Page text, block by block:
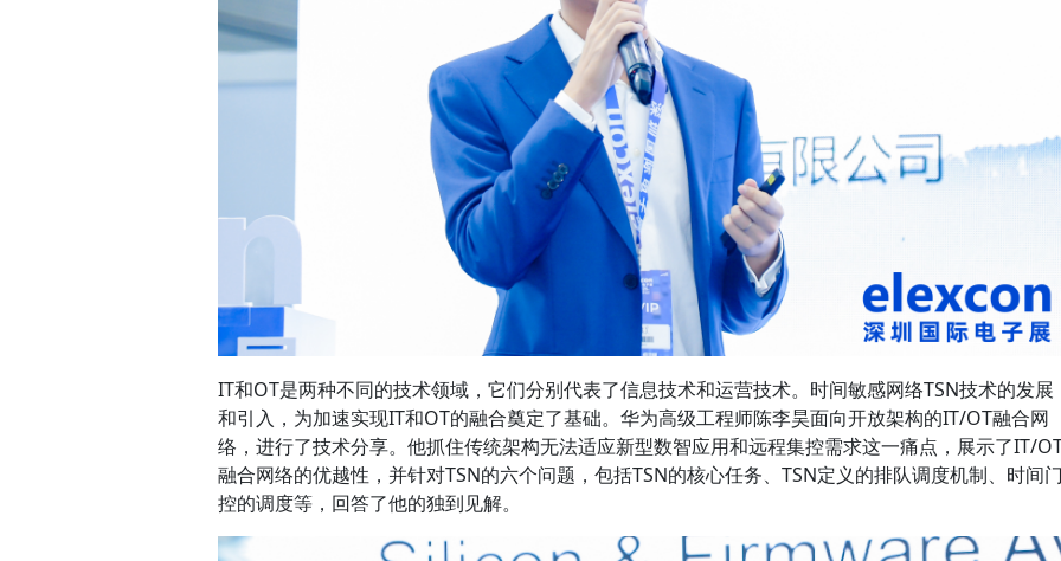
IT和OT是两种不同的技术领域，它们分别代表了信息技术和运营技术。时间敏感网络TSN技术的发展
和引入，为加速实现IT和OT的融合奠定了基础。华为高级工程师陈李昊面向开放架构的IT/OT融合网
络，进行了技术分享。他抓住传统架构无法适应新型数智应用和远程集控需求这一痛点，展示了IT/
融合网络的优越性，并针对TSN的六个问题，包括TSN的核心任务、TSN定义的排队调度机制、时间
控的调度等，回答了他的独到见解。